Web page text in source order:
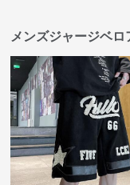
メンズジャージベ